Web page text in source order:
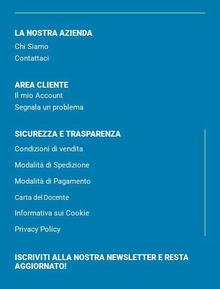
LA NOSTRA AZIENDA
Chi Siamo
Contattaci
AREA CLIENTE
Il mio Account
Segnala un problema
SICUREZZA E TRASPARENZA
Condizioni di vendita
Modalità di Spedizione
Modalità di Pagamento
Carta del Docente
Informativa sui Cookie
Privacy Policy
ISCRIVITI ALLA NOSTRA NEWSLETTER E RESTA
AGGIORNATO!